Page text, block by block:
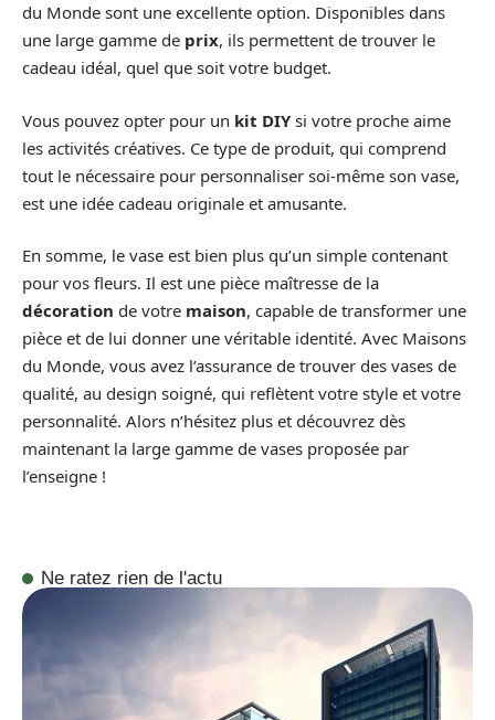
du Monde sont une excellente option. Disponibles dans
une large gamme de prix, ils permettent de trouver le
cadeau idéal, quel que soit votre budget.
Vous pouvez opter pour un kit DIYsi votre proche aime
les activités créatives. Ce type de produit, qui comprend
tout le nécessaire pour personnaliser soi-même son vase,
est une idée cadeau originale et amusante.
En somme, le vase est bien plus qu’un simple contenant
pour vos fleurs. Il est une pièce maîtresse de la
décoration de votre maison, capable de transformer une
pièce et de lui donner une véritable identité. Avec Maisons
du Monde, vous avez l’assurance de trouver des vases de
qualité, au design soigné, qui reflètent votre style et votre
personnalité. Alors n’hésitez plus et découvrez dès
maintenant la large gamme de vases proposée par
l’enseigne !
Ne ratez rien de l'actu